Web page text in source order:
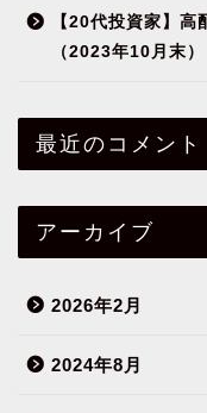
【20代投資家】高
（2023年10月末）
最近のコメント
アーカイブ
2026年2月
2024年8月